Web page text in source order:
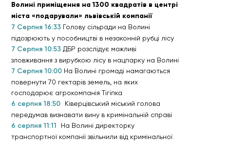
Волині приміщення на 1300 квадратів в центрі
міста «подарували» львівській компанії
7 Серпня 16:33 Голову сільради на Волині
підозрюють у пособництві в незаконній рубці лісу
7 Серпня 10:53 ДБР розслідує можливі
зловживання з вирубкою лісу в нацпарку на Волині
7 Серпня 10:00 На Волині громаді намагаються
повернути 70 гектарів земель, на яких
господарює агрокомпанія Тігіпка
6 серпня 18:50
Ківерцівський міський голова
передумав визнавати вину в кримінальній справі
6 серпня 11:11
На Волині директорку
транспортної компанії звільнили від кримінальної